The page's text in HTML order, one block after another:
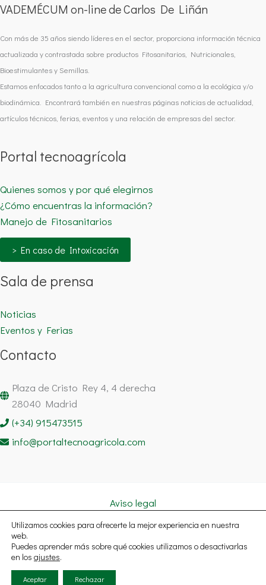
VADEMÉCUM on-line de Carlos De Liñán
Con más de 35 años siendo líderes en el sector, proporciona información técnica
actualizada y contrastada sobre productos Fitosanitarios, Nutricionales,
Bioestimulantes y Semillas.
Estamos enfocados tanto a la agricultura convencional como a la ecológica y/o
biodinámica. Encontrará también en nuestras páginas noticias de actualidad,
artículos técnicos, ferias, eventos y una relación de empresas del sector.
Portal tecnoagrícola
Quienes somos y por qué elegirnos
¿Cómo encuentras la información?
Manejo de Fitosanitarios
> En caso de Intoxicación
Sala de prensa
Noticias
Eventos y Ferias
Contacto
Plaza de Cristo Rey 4, 4 derecha
28040 Madrid
(+34) 915473515
info@portaltecnoagricola.com
Aviso legal
Política de cookies
Copyright © 2026 Portal Tecnoagrícola Noticias España | Todos
los derechos reservados.
Utilizamos cookies para ofrecerte la mejor experiencia en nuestra
web.
Puedes aprender más sobre qué cookies utilizamos o desactivarlas
en los ajustes.
Aceptar Rechazar